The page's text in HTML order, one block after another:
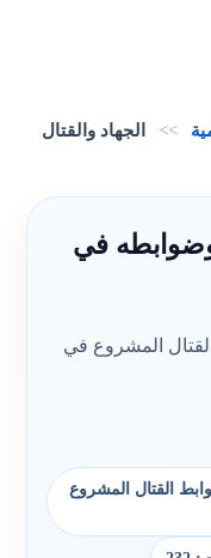
>>
الجهاد والقتال
وضوابطه في
المشروع في
القتال المشروع